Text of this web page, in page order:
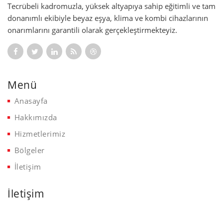
Tecrübeli kadromuzla, yüksek altyapıya sahip eğitimli ve tam
donanımlı ekibiyle beyaz eşya, klima ve kombi cihazlarının
onarımlarını garantili olarak gerçekleştirmekteyiz.
Menü
Anasayfa
Hakkımızda
Hizmetlerimiz
Bölgeler
İletişim
İletişim